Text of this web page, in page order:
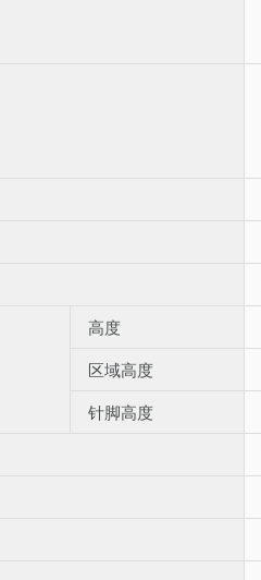
高度
区域高度
针脚高度